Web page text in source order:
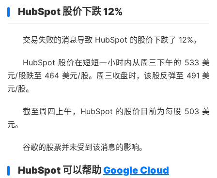
HubSpot 股价下跌 12%
交易失败的消息导致 HubSpot 的股价下跌了 12%。
HubSpot 股价在短短一小时内从周三下午的 533 美
元/股跌至 464 美元/股。周三收盘时，该股反弹至 491 美
元/股。
截至周四上午，HubSpot 的股价目前为每股 503 美
元。
谷歌的股票并未受到该消息的影响。
HubSpot 可以帮助Google Cloud